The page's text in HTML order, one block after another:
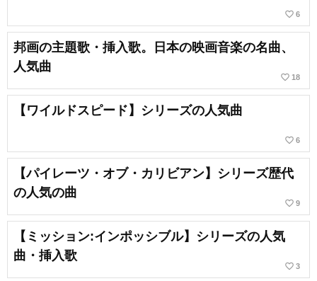
favorite_border 6
邦画の主題歌・挿入歌。日本の映画音楽の名曲、
人気曲
favorite_border 18
【ワイルドスピード】シリーズの人気曲
favorite_border 6
【パイレーツ・オブ・カリビアン】シリーズ歴代
の人気の曲
favorite_border 9
【ミッション:インポッシブル】シリーズの人気
曲・挿入歌
favorite_border 3